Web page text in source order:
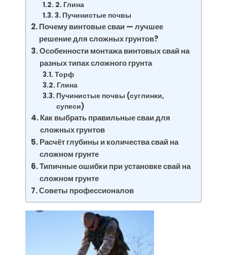
2. Глина
3. Пучинистые почвы
Почему винтовые сваи — лучшее
решение для сложных грунтов?
Особенности монтажа винтовых свай на
разных типах сложного грунта
Торф
Глина
Пучинистые почвы (суглинки,
супеси)
Как выбрать правильные сваи для
сложных грунтов
Расчёт глубины и количества свай на
сложном грунте
Типичные ошибки при установке свай на
сложном грунте
Советы профессионалов